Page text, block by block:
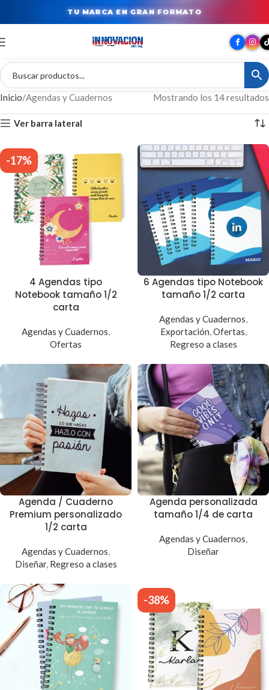
TU MARCA EN GRAN FORMATO
Inicio Agendas y Cuadernos Mostrando los 14 resultados
Ver barra lateral
-17%
4 Agendas tipo
Notebook tamaño 1/2
carta
Agendas y Cuadernos,
Ofertas
6 Agendas tipo Notebook
tamaño 1/2 carta
Agendas y Cuadernos,
Exportación,Ofertas,
Regreso a clases
Agenda / Cuaderno
Premium personalizado
1/2 carta
Agendas y Cuadernos,
Diseñar, Regreso a clases
Agenda personalizada
tamaño 1/4 de carta
Agendas y Cuadernos,
Diseñar
-38%